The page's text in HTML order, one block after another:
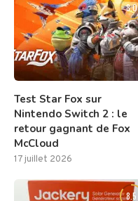
8.0
Test Star Fox sur
Nintendo Switch 2 : le
retour gagnant de Fox
McCloud
17 juillet 2026
8.5